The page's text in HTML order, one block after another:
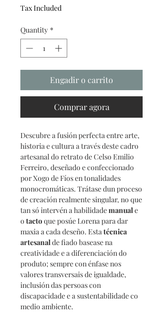
Tax Included
Quantity *
Engadir o carrito
Comprar agora
Descubre a fusión perfecta entre arte,
historia e cultura a través deste cadro
artesanal do retrato de Celso Emilio
Ferreiro, deseñado e confeccionado
por Xogo de Fíos en tonalidades
monocromáticas. Trátase dun proceso
de creación realmente singular, no que
tan só intervén a habilidademanuale
o tactoque posúe Lorena para dar
maxia a cada deseño. Estatécnica
artesanalde fiado basease na
creatividade e a diferenciación do
produto; sempre con énfase nos
valores transversais de igualdade,
inclusión das persoas con
discapacidade e a sustentabilidade co
medio ambiente.